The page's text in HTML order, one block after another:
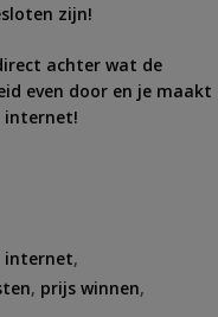
zijn!
achter wat de
even door en je maakt
internet!
internet,
, prijs winnen,